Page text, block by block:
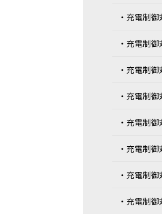
・充電制
・充電制
・充電制
・充電制
・充電制
・充電制
・充電制
・充電制